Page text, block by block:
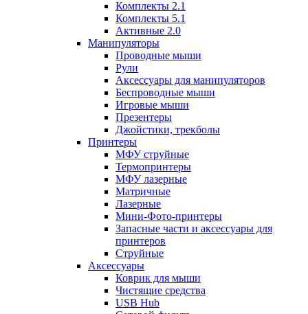
Комплекты 2.1
Комплекты 5.1
Активные 2.0
Манипуляторы
Проводные мыши
Рули
Аксессуары для манипуляторов
Беспроводные мыши
Игровые мыши
Презентеры
Джойстики, трекболы
Принтеры
МФУ струйные
Термопринтеры
МФУ лазерные
Матричные
Лазерные
Мини-Фото-принтеры
Запасные части и аксессуары для
принтеров
Струйные
Аксессуары
Коврик для мыши
Чистящие средства
USB Hub